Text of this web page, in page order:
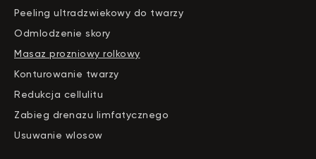
Peeling ultradzwiekowy do twarzy
Odmlodzenie skory
Masaz prozniowy rolkowy
Konturowanie twarzy
Redukcja cellulitu
Zabieg drenazu limfatycznego
Usuwanie wlosow